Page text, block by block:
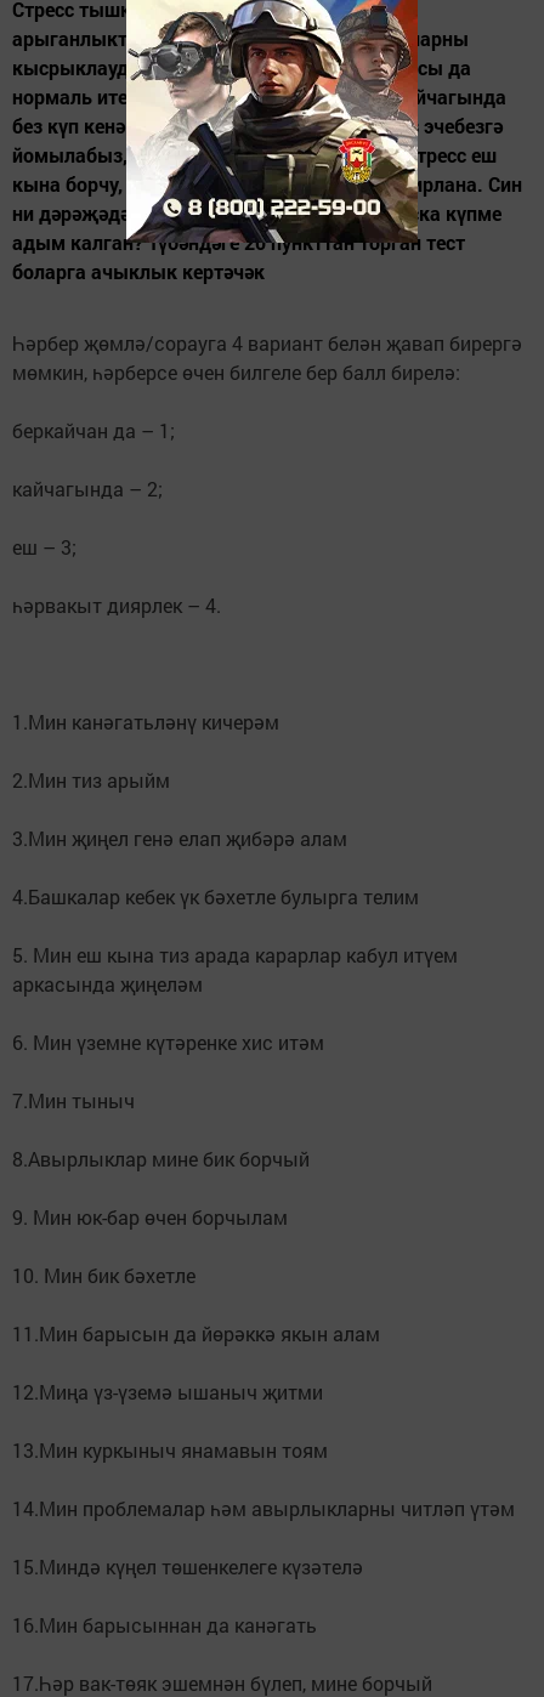
Стресс тышкы яки эчке конфликтлардан:
арыганлыктан, мәнфәгатьләрне, комплексларны
кысрыклаудан килеп чыга. Боларның барысы да
нормаль итеп яшәргә мөмкинлек бирми. Кайчагында
без күп кенә эмоцияләргә игътибар итми, үз эчебезгә
йомылабыз, сабыр булырга тырышабыз. Стресс еш
кына борчу, тынычсызлык хисе белән тасвирлана. Син
ни дәрәҗәдә борчу хисен кичерәсең? Стресска күпме
адым калган? Түбәндәге 20 пункттан торган тест
боларга ачыклык кертәчәк
Һәрбер җөмлә/сорауга 4 вариант белән җавап бирергә
мөмкин, һәрберсе өчен билгеле бер балл бирелә:
беркайчан да – 1;
кайчагында – 2;
еш – 3;
һәрвакыт диярлек – 4.
1.Мин канәгатьләнү кичерәм
2.Мин тиз арыйм
3.Мин җиңел генә елап җибәрә алам
4.Башкалар кебек үк бәхетле булырга телим
5. Мин еш кына тиз арада карарлар кабул итүем
аркасында җиңеләм
6. Мин үземне күтәренке хис итәм
7.Мин тыныч
8.Авырлыклар мине бик борчый
9. Мин юк-бар өчен борчылам
10. Мин бик бәхетле
11.Мин барысын да йөрәккә якын алам
12.Миңа үз-үземә ышаныч җитми
13.Мин куркыныч янамавын тоям
14.Мин проблемалар һәм авырлыкларны читләп үтәм
15.Миндә күңел төшенкелеге күзәтелә
16.Мин барысыннан да канәгать
17.Һәр вак-төяк эшемнән бүлеп, мине борчый